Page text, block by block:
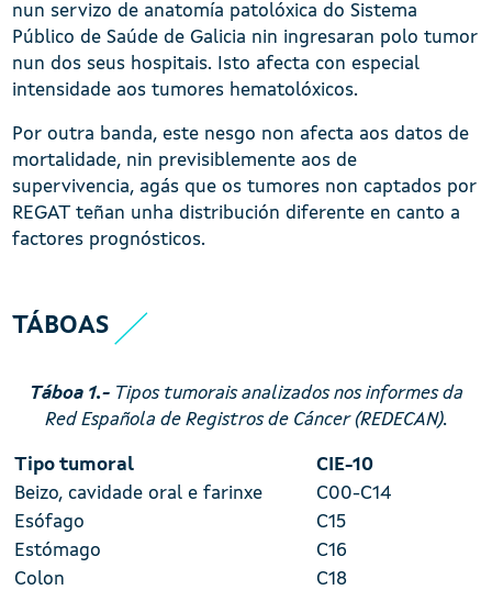
nun servizo de anatomía patolóxica do Sistema
Público de Saúde de Galicia nin ingresaran polo tumor
nun dos seus hospitais. Isto afecta con especial
intensidade aos tumores hematolóxicos.
Por outra banda, este nesgo non afecta aos datos de
mortalidade, nin previsiblemente aos de
supervivencia, agás que os tumores non captados por
REGAT teñan unha distribución diferente en canto a
factores prognósticos.
TÁBOAS
Táboa 1.- Tipos tumorais analizados nos informes da
Red Española de Registros de Cáncer (REDECAN).
Tipo tumoral
CIE-10
Beizo, cavidade oral e farinxe
C00-C14
Esófago
C15
Estómago
C16
Colon
C18